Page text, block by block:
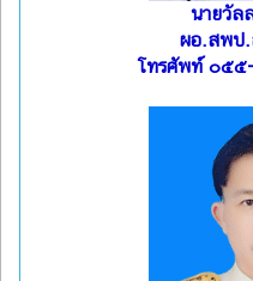
นายวั
ผอ.สพป.
โทรศัพท์ ๐๕